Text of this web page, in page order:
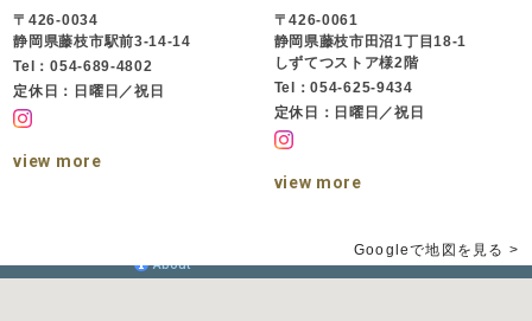
〒426-0034
静岡県藤枝市駅前3-14-14
Tel：054-689-4802
定休日：日曜日／祝日
view more
〒426-0061
静岡県藤枝市田沼1丁目18-1
しずてつストア様2階
Tel：054-625-9434
定休日：日曜日／祝日
view more
Googleで地図を見る >